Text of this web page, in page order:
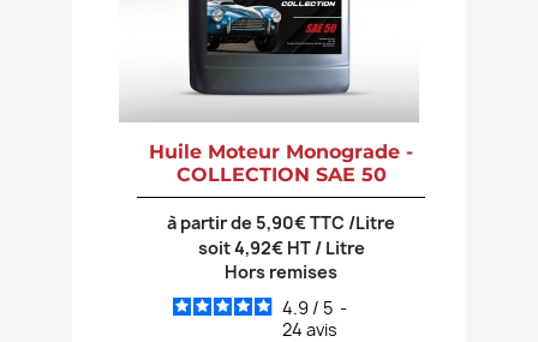
Huile Moteur Monograde -
COLLECTION SAE 50
à partir de 5,90€ TTC /Litre
soit 4,92€ HT / Litre
Hors remises
4.9 / 5 -
24 avis